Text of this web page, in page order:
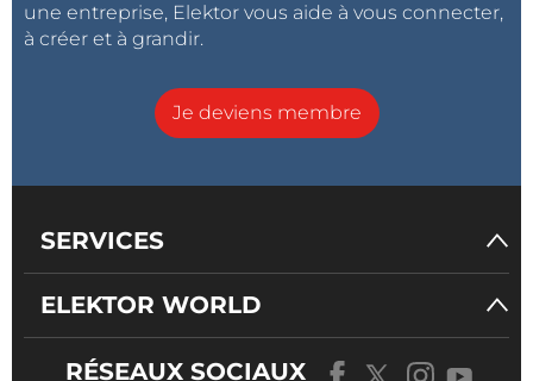
une entreprise, Elektor vous aide à vous connecter,
à créer et à grandir.
Je deviens membre
SERVICES
ELEKTOR WORLD
RÉSEAUX SOCIAUX